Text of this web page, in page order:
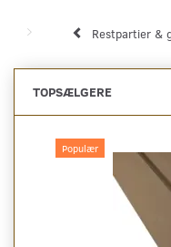
Restpartier &
TOPSÆLGERE
Populær